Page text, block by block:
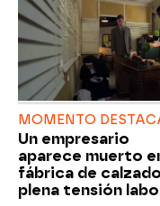
MOMENTO
Un empresario
aparece muerto
fábrica de
plena tensión